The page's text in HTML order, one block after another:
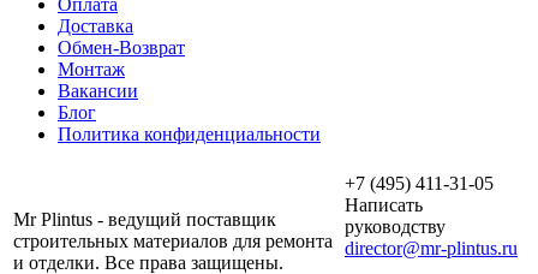
Доставка
Обмен-Возврат
Монтаж
Вакансии
Блог
Политика конфиденциальности
Mr Plintus - ведущий поставщик
строительных материалов для ремонта
и отделки. Все права защищены.
+7 (495) 411-31-05
Написать
руководству
director@mr-plintus.ru